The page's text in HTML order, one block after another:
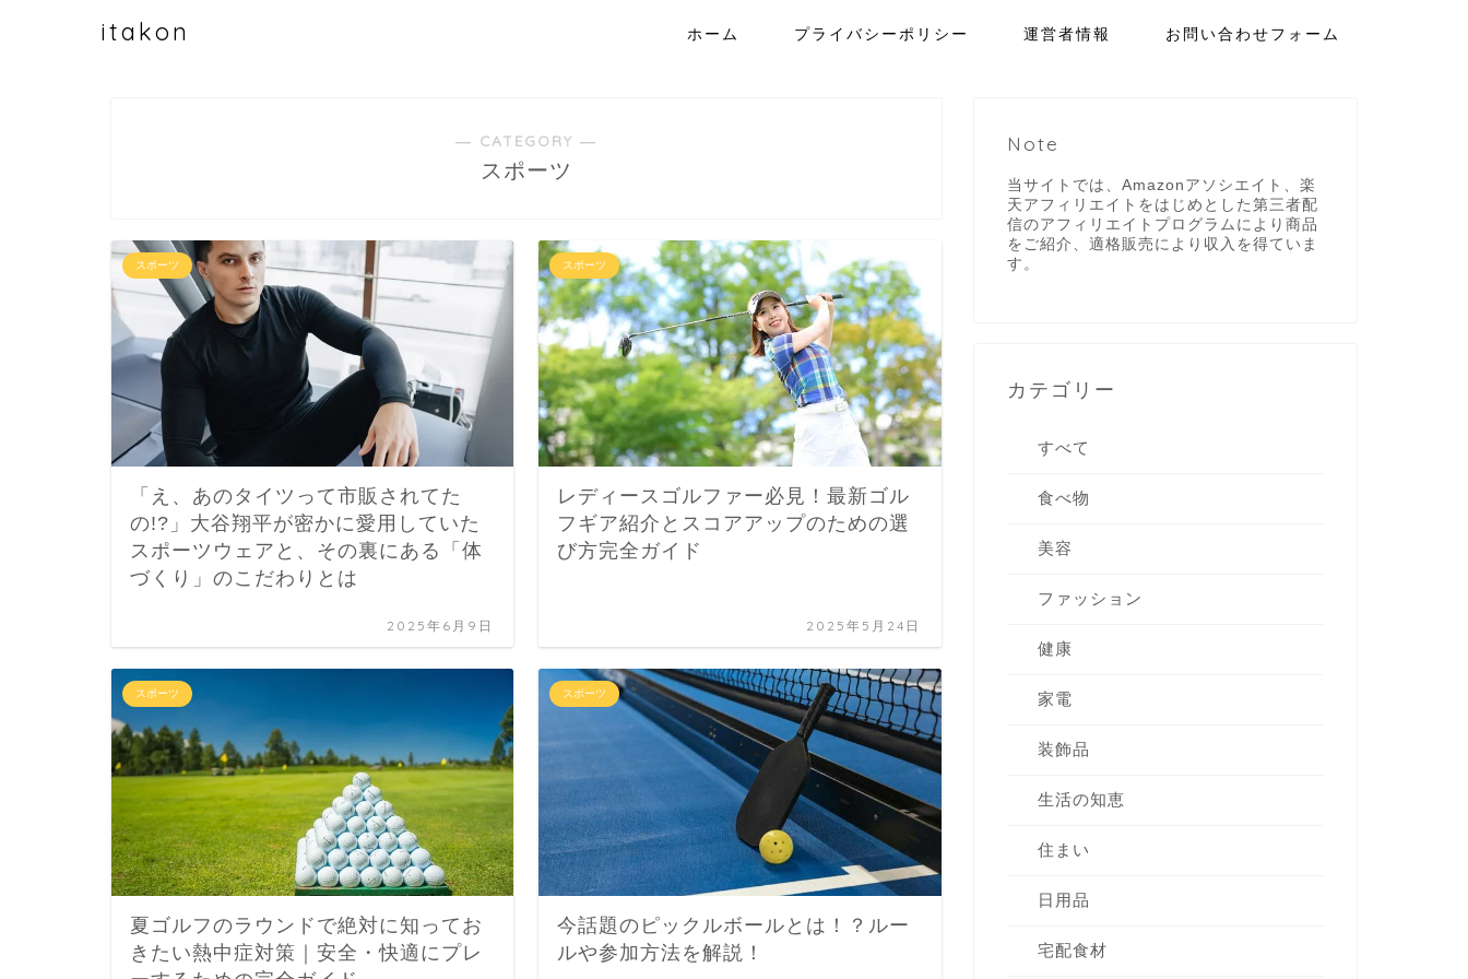
itakon ホーム プライバシーポリシー 運営者情報 お問い合わせフォーム
― CATEGORY ―
スポーツ
スポーツ
「え、あのタイツって市販されてた
の!?」大谷翔平が密かに愛用していた
スポーツウェアと、その裏にある「体
づくり」のこだわりとは
2025年6月9日
スポーツ
レディースゴルファー必見！最新ゴル
フギア紹介とスコアアップのための選
び方完全ガイド
2025年5月24日
スポーツ
夏ゴルフのラウンドで絶対に知ってお
きたい熱中症対策｜安全・快適にプレ
スポーツ
今話題のピックルボールとは！？ルー
ルや参加方法を解説！
Note
当サイトでは、Amazonアソシエイト、楽
天アフィリエイトをはじめとした第三者配
信のアフィリエイトプログラムにより商品
をご紹介、適格販売により収入を得ていま
す。
カテゴリー
すべて
食べ物
美容
ファッション
健康
家電
装飾品
生活の知恵
住まい
日用品
宅配食材